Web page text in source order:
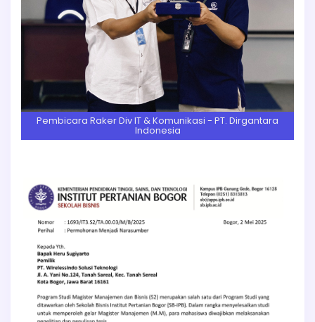
Pembicara Raker Div IT & Komunikasi - PT. Dirgantara
Indonesia